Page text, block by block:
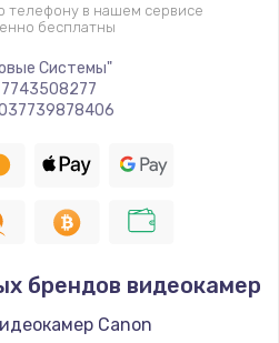
крышки
850 руб.
руб.
IMEI
телефону в нашем сервисе
бесплатны
Системы"
брендов видеокамер
Canon